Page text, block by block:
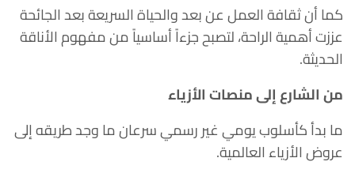
كما أن ثقافة العمل عن بعد والحياة السريعة بعد الجائحة
عززت أهمية الراحة، لتصبح جزءاً أساسياً من مفهوم الأناقة
الحديثة.
من الشارع إلى منصات الأزياء
ما بدأ كأسلوب يومي غير رسمي سرعان ما وجد طريقه إلى
عروض الأزياء العالمية.